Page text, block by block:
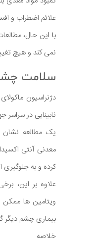
علائم اضطراب و
با این حال،
نمی کند و هیچ
سلامت
دژنراسیون
نابینایی در
یک مطالعه نشان
معدنی آنتی
کرده و به
علاوه بر این،
ویتامین ها ممکن
بیماری چشم دیگر
خلاصه